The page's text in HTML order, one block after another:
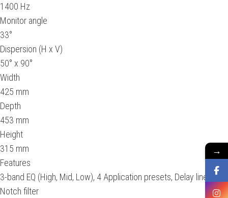
1400 Hz
Monitor angle
33°
Dispersion (H x V)
50° x 90°
Width
425 mm
Depth
453 mm
Height
315 mm
Features
3-band EQ (High, Mid, Low), 4 Application presets, Delay line,
Notch filter
→